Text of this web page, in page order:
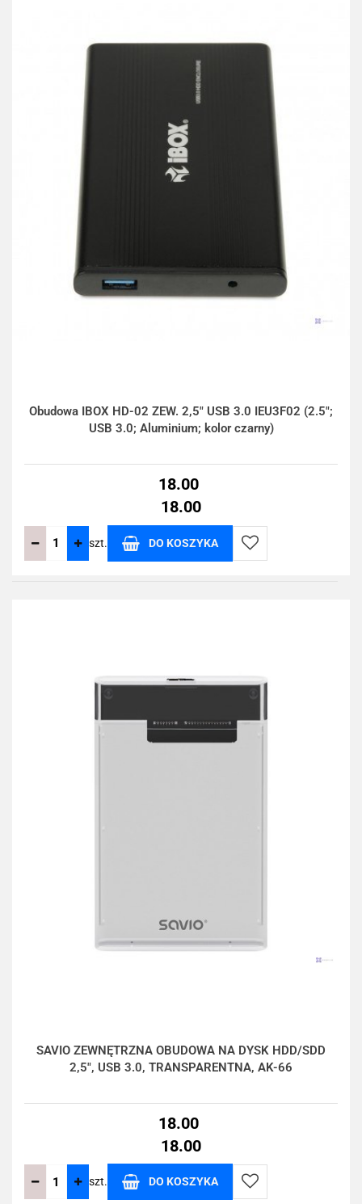
Obudowa IBOX HD-02 ZEW. 2,5" USB 3.0 IEU3F02 (2.5";
USB 3.0; Aluminium; kolor czarny)
18.00
18.00
szt. DO KOSZYKA
Do
SAVIO ZEWNĘTRZNA OBUDOWA NA DYSK HDD/SDD
2,5", USB 3.0, TRANSPARENTNA, AK-66
18.00
18.00
szt. DO KOSZYKA